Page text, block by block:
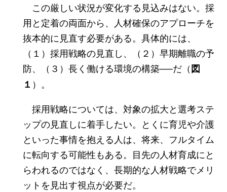
この厳しい状況が変化する見込みはない。採
用と定着の両面から、人材確保のアプローチを
抜本的に見直す必要がある。具体的には、
（１）採用戦略の見直し、（２）早期離職の予
防、（３）長く働ける環境の構築──だ（図
１ ）。
採用戦略については、対象の拡大と選考ステ
ップの見直しに着手したい。とくに育児や介護
といった事情を抱える人は、将来、フルタイム
に転向する可能性もある。目先の人材育成にと
らわれるのではなく、長期的な人材戦略でメリ
ットを見出す視点が必要だ。